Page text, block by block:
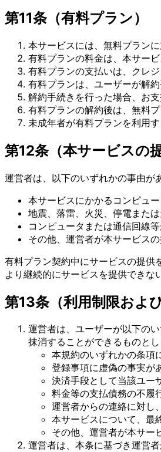
第11条（有料プラン）
本サービスには、無料プラン
有料プランの料金は、本サー
有料プランの支払いは、クレ
有料プランは、ユーザーが解
解約手続きを行った場合、お
有料プランの解約後は、無料
未成年者が有料プランを利用
第12条（本サービスの
運営者は、以下のいずれかの事由が
本サービスにかかるコンピュ
地震、落雷、火災、停電また
コンピュータまたは通信回線
その他、運営者が本サービス
有料プラン契約中にサービスの提供
より継続的にサービスを提供できな
第13条（利用制限およ
運営者は、ユーザーが以下の
抹消することができるものとし
本規約のいずれかの条項
登録事項に虚偽の事実が
決済手段として当該ユー
料金等の支払債務の不履
運営者からの連絡に対し
本サービスについて、最
その他、運営者が本サー
運営者は、本条に基づき運営